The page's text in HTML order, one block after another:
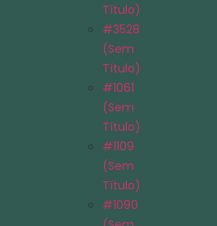
Título)
#3528
(sem
Título)
#1061
(sem
Título)
#1109
(sem
Título)
#1090